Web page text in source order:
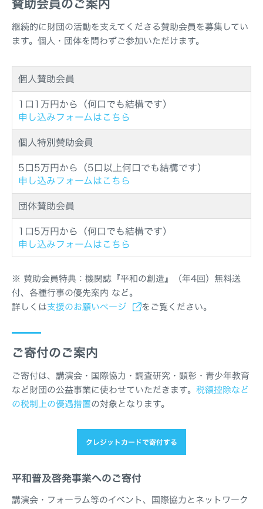
賛助会員のご案内
継続的に財団の活動を支えてくださる賛助会員を募集してい
ます。個人・団体を問わずご参加いただけます。
個人賛助会員
1口1万円から（何口でも結構です）
申し込みフォームはこちら
個人特別賛助会員
5口5万円から（5口以上何口でも結構です）
申し込みフォームはこちら
団体賛助会員
1口5万円から（何口でも結構です）
申し込みフォームはこちら
※ 賛助会員特典：機関誌『平和の創造』（年4回）無料送
付、各種行事の優先案内 など。
詳しくは支援のお願いページ をご覧ください。
ご寄付のご案内
ご寄付は、講演会・国際協力・調査研究・顕彰・青少年教育
など財団の公益事業に使わせていただきます。 税額控除など
の税制上の優遇措置の対象となります。
クレジットカードで寄付する
平和普及啓発事業へのご寄付
講演会・フォーラム等のイベント、国際協力とネットワーク